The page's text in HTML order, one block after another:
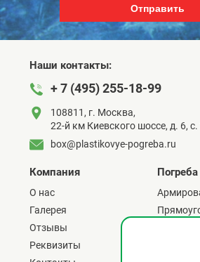
Отправить
Наши контакты:
+ 7 (495) 255-18-99
108811, г. Москва,
22-й км Киевского шоссе, д. 6, с.
box@plastikovye-pogreba.ru
Компания
О нас
Галерея
Отзывы
Реквизиты